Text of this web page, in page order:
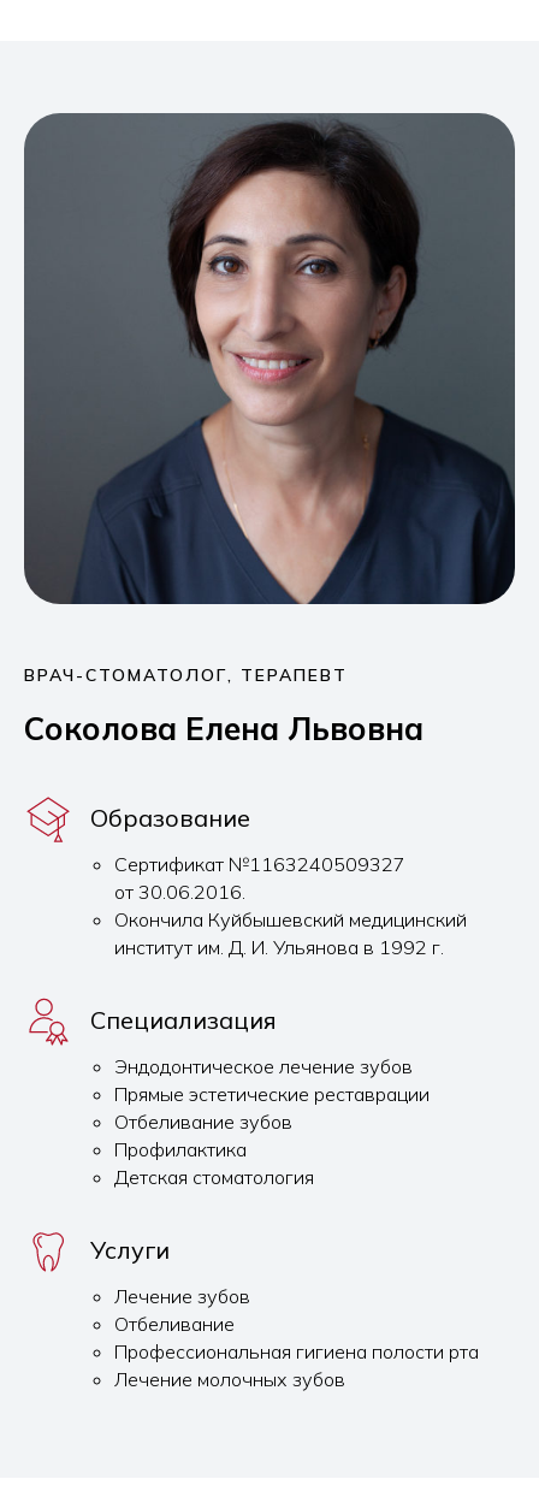
ВРАЧ-СТОМАТОЛОГ, ТЕРАПЕВТ
Соколова Елена Львовна
Образование
Сертификат №1163240509327
от 30.06.2016.
Окончила Куйбышевский медицинский
институт им. Д. И. Ульянова в 1992 г.
Специализация
Эндодонтическое лечение зубов
Прямые эстетические реставрации
Отбеливание зубов
Профилактика
Детская стоматология
Услуги
Лечение зубов
Отбеливание
Профессиональная гигиена полости рта
Лечение молочных зубов